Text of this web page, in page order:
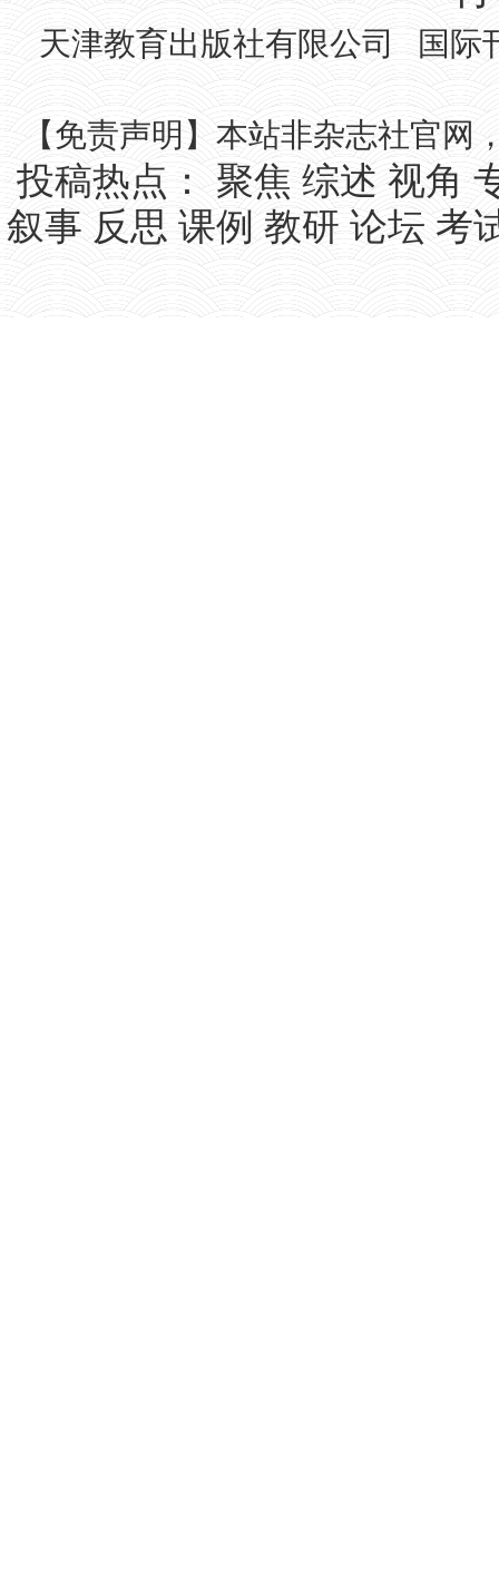
天津教育出版社有限公司 国际
【免责声明】本站非杂志社官
投稿热点：聚焦 综述 视角
叙事 反思 课例 教研 论坛 考